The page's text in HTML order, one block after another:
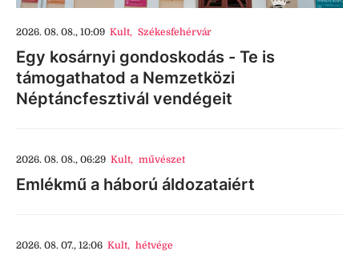
2026. 08. 08., 10:09 Kult, Székesfehérvár
Egy kosárnyi gondoskodás - Te is
támogathatod a Nemzetközi
Néptáncfesztivál vendégeit
2026. 08. 08., 06:29 Kult, művészet
Emlékmű a háború áldozataiért
2026. 08. 07., 12:06 Kult, hétvége